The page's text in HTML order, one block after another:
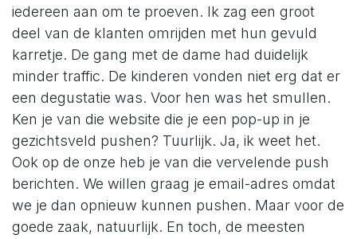
iedereen aan om te proeven. Ik zag een groot
deel van de klanten omrijden met hun gevuld
karretje. De gang met de dame had duidelijk
minder traffic. De kinderen vonden niet erg dat er
een degustatie was. Voor hen was het smullen.
Ken je van die website die je een pop-up in je
gezichtsveld pushen? Tuurlijk. Ja, ik weet het.
Ook op de onze heb je van die vervelende push
berichten. We willen graag je email-adres omdat
we je dan opnieuw kunnen pushen. Maar voor de
goede zaak, natuurlijk. En toch, de meesten